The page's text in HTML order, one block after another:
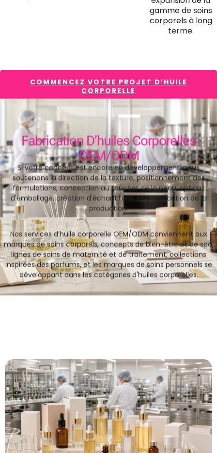
gamme de soins
corporels à long
terme.
COMMENCEZ VOTRE PROJET D’HUILE
CORPORELLE
Fabrication D’huiles Corporelles
OEM/ODM
Si votre concept est encore en développement, nous
soutenons la direction de la texture, positionnement des
formulations, conception au toucher de la peau, options
d'emballage, création d'échantillons, et planification de la
production.
Nos services d’huile corporelle OEM/ODM conviennent aux
marques de soins corporels, concepts de bien-être et de spa,
lignes de soins de maternité et de traitement, collections
inspirées des parfums, et les marques de soins personnels se
développant dans les catégories d'huiles corporelles.